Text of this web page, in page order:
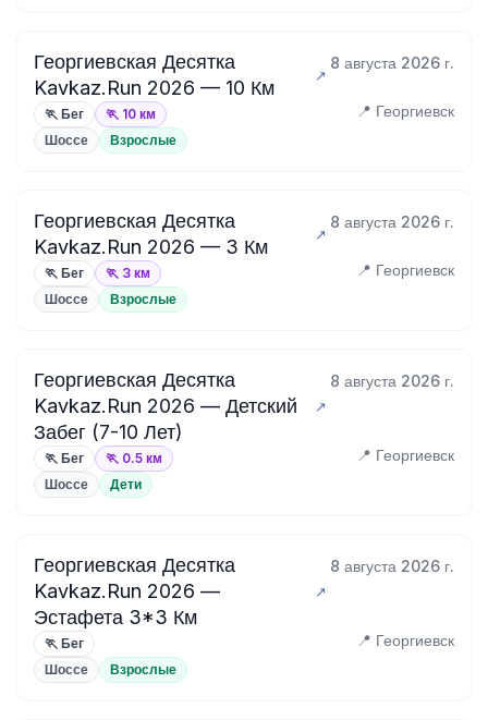
Георгиевская Десятка
Kavkaz.Run 2026 — 10 Км
8 августа 2026 г.
🏃 Бег 🏃 10 км 📍 Георгиевск
Шоссе Взрослые
Георгиевская Десятка
Kavkaz.Run 2026 — 3 Км
8 августа 2026 г.
🏃 Бег 🏃 3 км 📍 Георгиевск
Шоссе Взрослые
Георгиевская Десятка
Kavkaz.Run 2026 — Детский
Забег (7-10 Лет)
8 августа 2026 г.
🏃 Бег 🏃 0.5 км 📍 Георгиевск
Шоссе Дети
Георгиевская Десятка
Kavkaz.Run 2026 —
Эстафета 3*3 Км
8 августа 2026 г.
🏃 Бег 📍 Георгиевск
Шоссе Взрослые